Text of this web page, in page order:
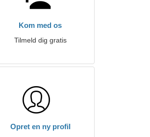
Kom med os
Tilmeld dig gratis
Opret en ny profil